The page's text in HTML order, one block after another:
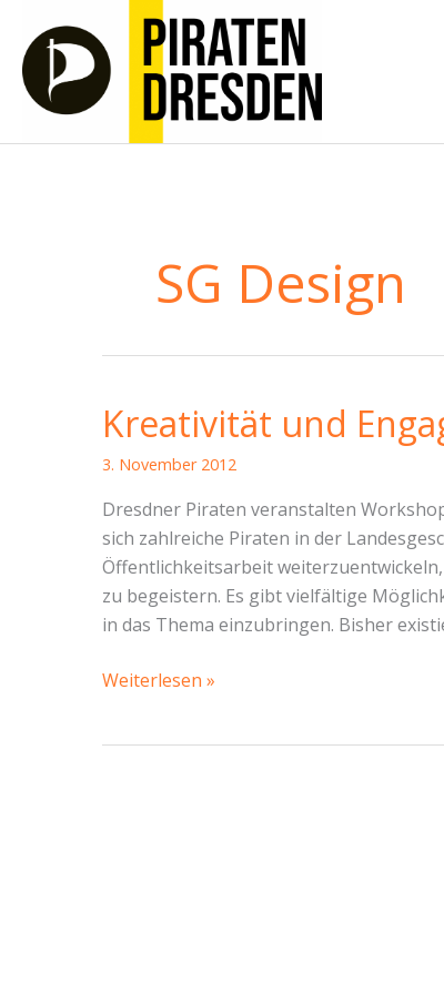
Inhalt
springen
SG Design
Kreativität und
3. November 2012
Dresdner Piraten veranstalten
sich zahlreiche Piraten in der
Öffentlichkeitsarbeit
zu begeistern. Es gibt vielfältige
in das Thema einzubringen. Bisher
Kreativität
Weiterlesen »